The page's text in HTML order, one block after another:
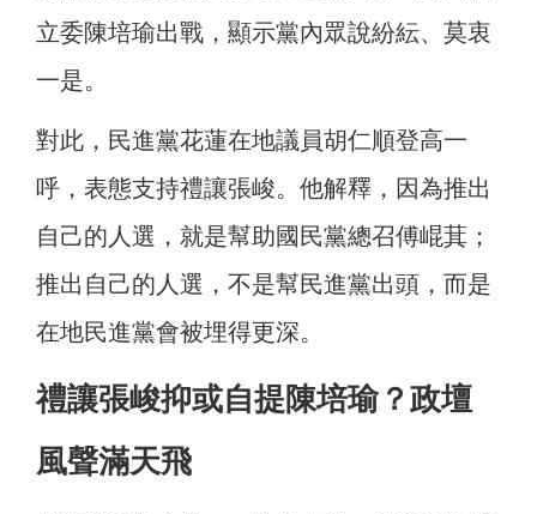
立委陳培瑜出戰，顯示黨內眾說紛紜、莫衷
一是。
對此，民進黨花蓮在地議員胡仁順登高一
呼，表態支持禮讓張峻。他解釋，因為推出
自己的人選，就是幫助國民黨總召傅崐萁；
推出自己的人選，不是幫民進黨出頭，而是
在地民進黨會被埋得更深。
禮讓張峻抑或自提陳培瑜？政壇
風聲滿天飛